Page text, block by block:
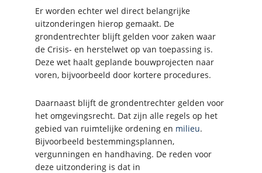
Er worden echter wel direct belangrijke
uitzonderingen hierop gemaakt. De
grondentrechter blijft gelden voor zaken waar
de Crisis- en herstelwet op van toepassing is.
Deze wet haalt geplande bouwprojecten naar
voren, bijvoorbeeld door kortere procedures.
Daarnaast blijft de grondentrechter gelden voor
het omgevingsrecht. Dat zijn alle regels op het
gebied van ruimtelijke ordening en milieu.
Bijvoorbeeld bestemmingsplannen,
vergunningen en handhaving. De reden voor
deze uitzondering is dat in